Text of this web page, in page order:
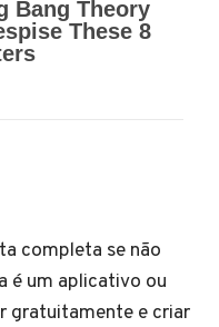
completa se não
é um aplicativo ou
gratuitamente e criar